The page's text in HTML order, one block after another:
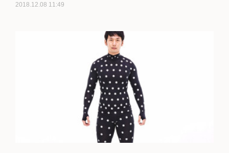
2018.12.08 11:49